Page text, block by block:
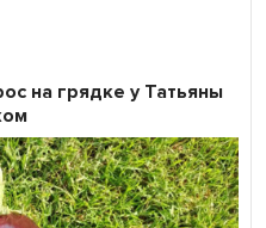
на грядке у Татьяны